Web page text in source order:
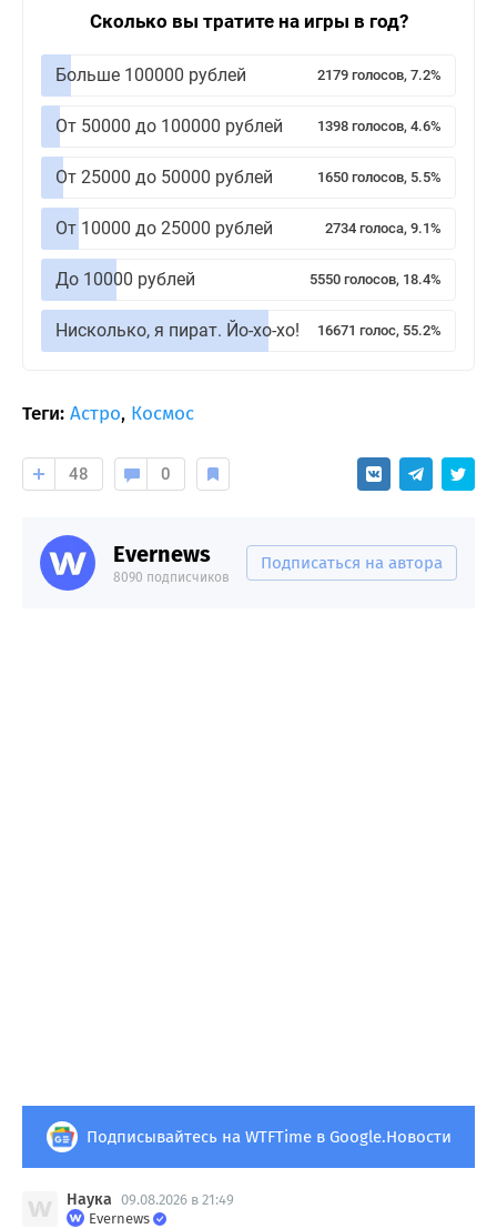
Сколько вы тратите на игры в год?
Больше 100000 рублей 2179 голосов, 7.2%
От 50000 до 100000 рублей 1398 голосов, 4.6%
От 25000 до 50000 рублей 1650 голосов, 5.5%
От 10000 до 25000 рублей 2734 голоса, 9.1%
До 10000 рублей 5550 голосов, 18.4%
Нисколько, я пират. Йо-хо-хо! 16671 голос, 55.2%
Теги: Астро, Космос
48 0
Evernews
8090 подписчиков
Подписаться на автора
Подписывайтесь на WTFTime в Google.Новости
Наука 09.08.2026 в 21:49
Evernews